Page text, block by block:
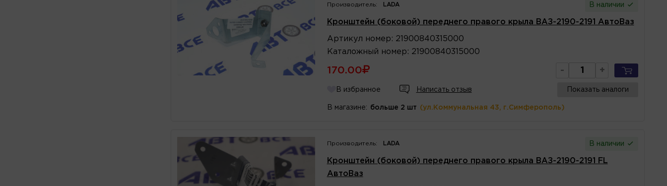
Производитель: LADA В наличии
Кронштейн (боковой) переднего правого крыла ВАЗ-2190-2191 АвтоВаз
Артикул номер : 21900840315000
Каталожный номер : 21900840315000
170.00 - +
В избранное Написать отзыв Показать аналоги
В магазине: больше 2 шт (ул.Коммунальная 43, г.Симферополь)
Производитель: LADA В наличии
Кронштейн (боковой) переднего правого крыла ВАЗ-2190-2191 FL
АвтоВаз